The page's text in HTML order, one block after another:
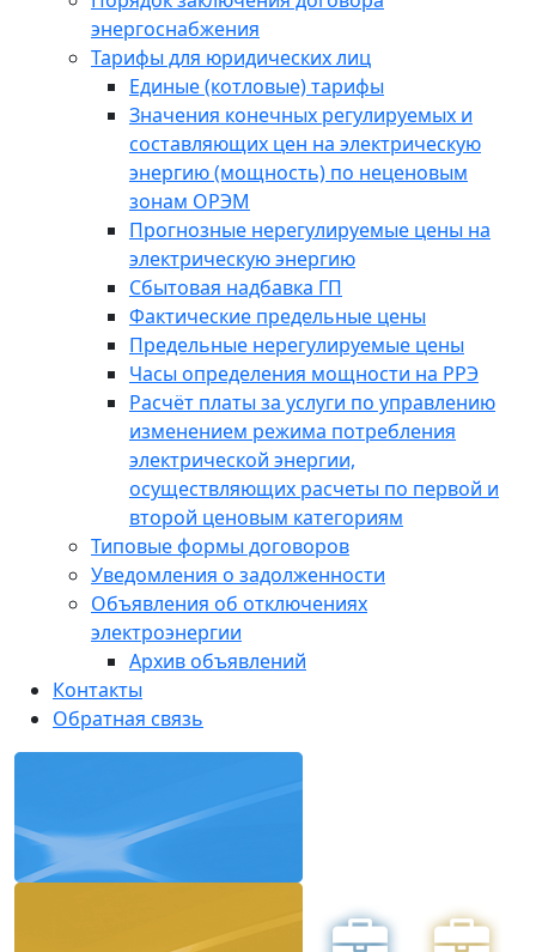
энергоснабжения
Тарифы для юридических лиц
Единые (котловые) тарифы
Значения конечных регулируемых и
составляющих цен на электрическую
энергию (мощность) по неценовым
зонам ОРЭМ
Прогнозные нерегулируемые цены на
электрическую энергию
Сбытовая надбавка ГП
Фактические предельные цены
Предельные нерегулируемые цены
Часы определения мощности на РРЭ
Расчёт платы за услуги по управлению
изменением режима потребления
электрической энергии,
осуществляющих расчеты по первой и
второй ценовым категориям
Типовые формы договоров
Уведомления о задолженности
Объявления об отключениях
электроэнергии
Архив объявлений
Контакты
Обратная связь